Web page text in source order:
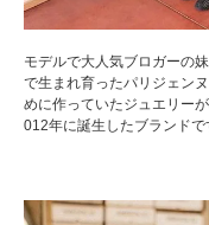
モデルで大人気ブロガーの
で生まれ育ったパリジェン
めに作っていたジュエリー
012年に誕生したブランドで